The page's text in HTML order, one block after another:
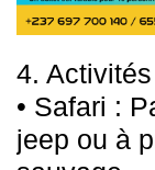
4.
• Safari :
jeep ou à